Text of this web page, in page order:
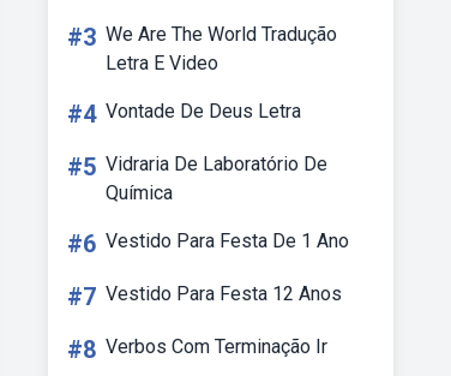
#3 We Are The World Tradução
Letra E Video
#4 Vontade De Deus Letra
#5 Vidraria De Laboratório De
Química
#6 Vestido Para Festa De 1 Ano
#7 Vestido Para Festa 12 Anos
#8 Verbos Com Terminação Ir